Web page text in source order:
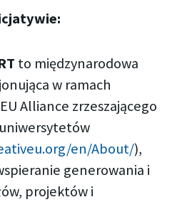
to międzynarodowa
w ramach
Alliance zrzeszającego
en/About/),
generowania i
projektów i